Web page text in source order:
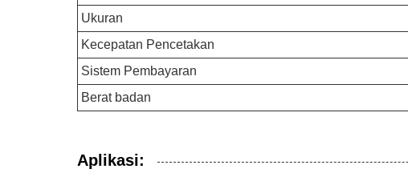
Ukuran
Kecepatan Pencetakan
Sistem Pembayaran
Berat badan
Aplikasi: